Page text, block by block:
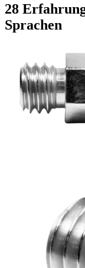
28
Sprachen